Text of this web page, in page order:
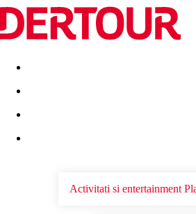
Destinatii Vacanta perfecta
Activitati si entertainment